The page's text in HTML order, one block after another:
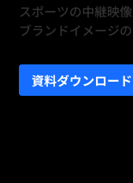
スポーツの中継映
ブランドイメージ
資料ダウンロード